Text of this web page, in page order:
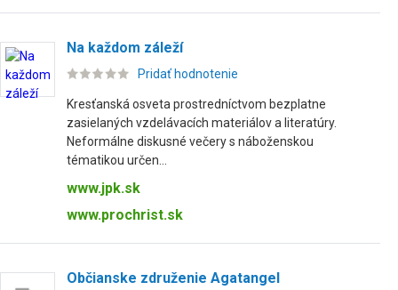
Na každom záleží
Pridať hodnotenie
Kresťanská osveta prostredníctvom bezplatne
zasielaných vzdelávacích materiálov a literatúry.
Neformálne diskusné večery s náboženskou
tématikou určen...
www.jpk.sk
www.prochrist.sk
Občianske združenie Agatangel